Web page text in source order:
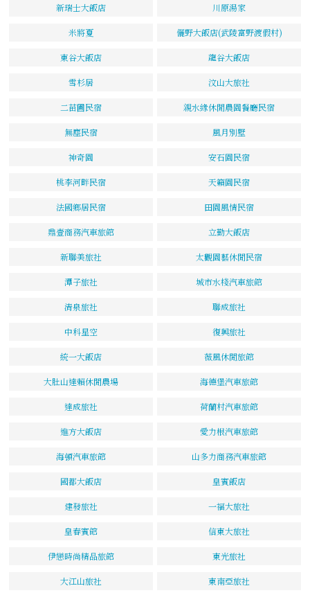
新瑞士大飯店 川原湯家
米將夏 儷野大飯店(武陵富野渡假村)
東谷大飯店 龍谷大飯店
雪杉居 汶山大旅社
二苗圃民宿 親水緣休閒農園餐廳民宿
無塵民宿 風月別墅
神奇園 安石園民宿
桃李河畔民宿 天籟園民宿
法國鄉居民宿 田園風情民宿
鼎壹商務汽車旅館 立勤大飯店
新聯美旅社 太觀園藝休閒民宿
潭子旅社 城市水棧汽車旅館
清泉旅社 聯成旅社
中科星空 復興旅社
統一大飯店 薇風休閒旅館
大肚山達賴休閒農場 海德堡汽車旅館
達成旅社 荷蘭村汽車旅館
進方大飯店 愛力根汽車旅館
海頓汽車旅館 山多力商務汽車旅館
國都大飯店 皇賓飯店
建發旅社 一福大旅社
皇春賓館 信東大旅社
伊戀時尚精品旅館 東光旅社
大江山旅社 東南亞旅社